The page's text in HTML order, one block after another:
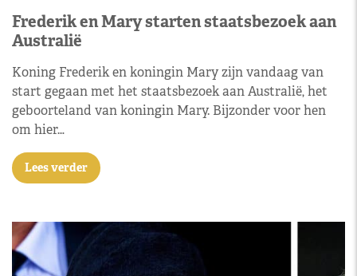
Frederik en Mary starten staatsbezoek aan
Australië
Koning Frederik en koningin Mary zijn vandaag van
start gegaan met het staatsbezoek aan Australië, het
geboorteland van koningin Mary. Bijzonder voor hen
om hier…
Lees verder